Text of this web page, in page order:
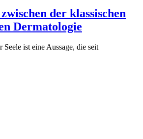
der klassischen
Dermatologie
ist eine Aussage, die seit